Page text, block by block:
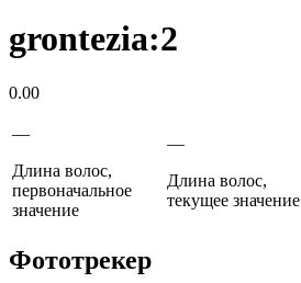
grontezia:2
0.00
—
Длина волос,
первоначальное
значение
—
Длина волос,
текущее значение
Фототрекер